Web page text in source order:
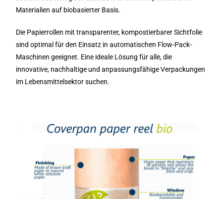
Materialien auf biobasierter Basis.
Die Papierrollen mit transparenter, kompostierbarer Sichtfolie
sind optimal für den Einsatz in automatischen Flow-Pack-
Maschinen geeignet. Eine ideale Lösung für alle, die
innovative, nachhaltige und anpassungsfähige Verpackungen
im Lebensmittelsektor suchen.